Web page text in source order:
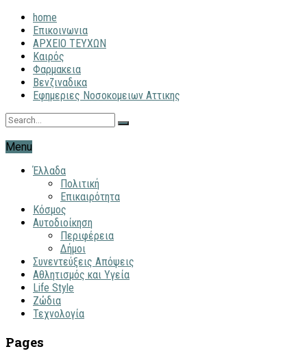
home
Επικοινωνια
ΑΡΧΕΙΟ ΤΕΥΧΩΝ
Καιρός
Φαρμακεια
Βενζιναδικα
Εφημεριες Νοσοκομειων Αττικης
Menu
Έλλαδα
Πολιτική
Επικαιρότητα
Κόσμος
Αυτοδιοίκηση
Περιφέρεια
Δήμοι
Συνεντεύξεις Απόψεις
Αθλητισμός και Υγεία
Life Style
Ζώδια
Τεχνολογία
Pages